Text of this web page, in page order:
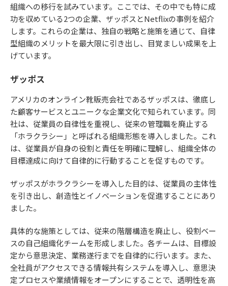
組織への移行を試みています。ここでは、その中でも特に成
功を収めている2つの企業、ザッポスとNetflixの事例を紹介
します。これらの企業は、独自の戦略と施策を通じて、自律
型組織のメリットを最大限に引き出し、目覚ましい成果を上
げています。
ザッポス
アメリカのオンライン靴販売会社であるザッポスは、徹底し
た顧客サービスとユニークな企業文化で知られています。同
社は、従業員の自律性を重視し、従来の管理職を廃止する
「ホラクラシー」と呼ばれる組織形態を導入しました。これ
は、従業員が自身の役割と責任を明確に理解し、組織全体の
目標達成に向けて自律的に行動することを促すものです。
ザッポスがホラクラシーを導入した目的は、従業員の主体性
を引き出し、創造性とイノベーションを促進することにあり
ました。
具体的な施策としては、従来の階層構造を廃止し、役割ベー
スの自己組織化チームを形成しました。各チームは、目標設
定から意思決定、業務遂行までを自律的に行います。また、
全社員がアクセスできる情報共有システムを導入し、意思決
定プロセスや業績情報をオープンにすることで、透明性を高